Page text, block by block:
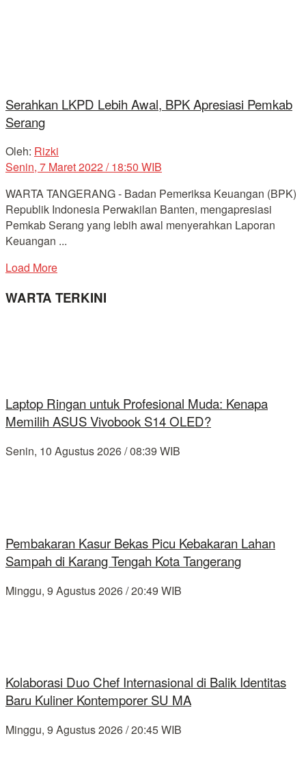
Serahkan LKPD Lebih Awal, BPK Apresiasi Pemkab
Serang
Oleh: Rizki
Senin, 7 Maret 2022 / 18:50 WIB
WARTA TANGERANG - Badan Pemeriksa Keuangan (BPK)
Republik Indonesia Perwakilan Banten, mengapresiasi
Pemkab Serang yang lebih awal menyerahkan Laporan
Keuangan ...
Load More
WARTA TERKINI
Laptop Ringan untuk Profesional Muda: Kenapa
Memilih ASUS Vivobook S14 OLED?
Senin, 10 Agustus 2026 / 08:39 WIB
Pembakaran Kasur Bekas Picu Kebakaran Lahan
Sampah di Karang Tengah Kota Tangerang
Minggu, 9 Agustus 2026 / 20:49 WIB
Kolaborasi Duo Chef Internasional di Balik Identitas
Baru Kuliner Kontemporer SU MA
Minggu, 9 Agustus 2026 / 20:45 WIB